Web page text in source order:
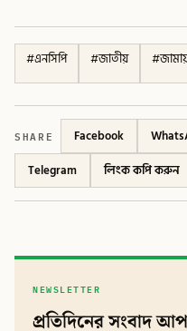
#এনসিপি #জাতীয় #
SHARE Facebook
Telegram
লিংক কপি করুন
NEWSLETTER
প্রতিদিনের সংবাদ